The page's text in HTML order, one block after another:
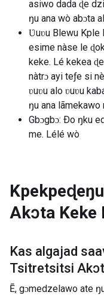
asiwo dada ɖe
ŋu ana wò abɔta
Ʋuʋu Blewu Kple
esime nàse le
keke. Lé kekea
nàtrɔ ayi teƒe si
ʋuʋu alo ʋuʋu
ŋu ana lãmekawo
Gbɔgbɔ: Ðo ŋku
me. Lélé wò
Akɔta Keke
Kas algajad
Tsitretsitsi
Ẽ, gɔmedzelawo ate